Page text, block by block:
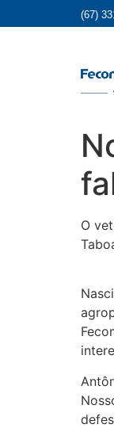
(67)
O